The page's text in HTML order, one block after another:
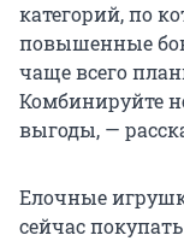
категорий, по
повышенные
чаще всего
Комбинируйте
выгоды, —
Елочные
сейчас